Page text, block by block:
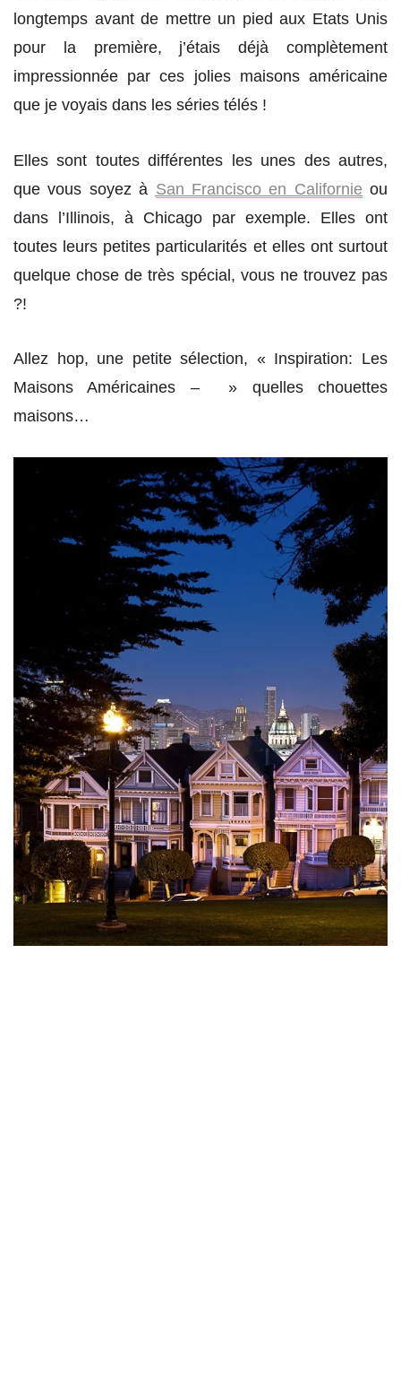
longtemps avant de mettre un pied aux Etats Unis
pour la première, j’étais déjà complètement
impressionnée par ces jolies maisons américaine
que je voyais dans les séries télés !
Elles sont toutes différentes les unes des autres,
que vous soyez à San Francisco en Californie ou
dans l’Illinois, à Chicago par exemple. Elles ont
toutes leurs petites particularités et elles ont surtout
quelque chose de très spécial, vous ne trouvez pas
?!
Allez hop, une petite sélection, « Inspiration: Les
Maisons Américaines – » quelles chouettes
maisons…